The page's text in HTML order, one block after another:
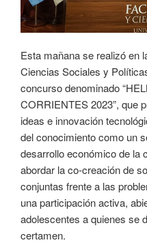
Esta mañana se realizó en
Ciencias Sociales y
concurso denominado
CORRIENTES 2023”, que
ideas e innovación
del conocimiento como un
desarrollo económico de la
abordar la co-creación de
conjuntas frente a las
una participación activa,
adolescentes a quienes se
certamen.